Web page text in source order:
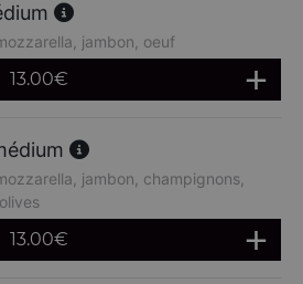
jambon, oeuf
13.00€
jambon, champignons,
13.00€